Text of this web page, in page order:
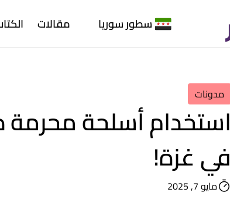
سطور سوريا مقالات
مدونات
استخدام أسلحة محرمة
في غزة!
مايو 7, 2025